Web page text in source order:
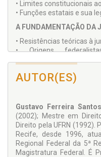
• Limites constitucionais
• Funções estatais e sua
A FUNDAMENTAÇÃO DA
• Resistências teóricas à
• Origens
RELAÇÕES ENTRE
• Constitucionalismo e
• As dificuldades
fundamentais
• Os direitos
democracia
• O problema da eficácia
AUTOR(ES)
Gustavo Ferreira Santos
(2002); Mestre em
Direito pela UFRN (1992).
Recife, desde 1996,
Regional Federal da 5ª
Magistratura Federal. É